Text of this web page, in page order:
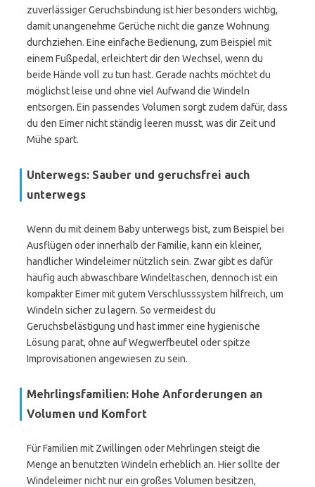
zuverlässiger Geruchsbindung ist hier besonders wichtig,
damit unangenehme Gerüche nicht die ganze Wohnung
durchziehen. Eine einfache Bedienung, zum Beispiel mit
einem Fußpedal, erleichtert dir den Wechsel, wenn du
beide Hände voll zu tun hast. Gerade nachts möchtet du
möglichst leise und ohne viel Aufwand die Windeln
entsorgen. Ein passendes Volumen sorgt zudem dafür, dass
du den Eimer nicht ständig leeren musst, was dir Zeit und
Mühe spart.
Unterwegs: Sauber und geruchsfrei auch
unterwegs
Wenn du mit deinem Baby unterwegs bist, zum Beispiel bei
Ausflügen oder innerhalb der Familie, kann ein kleiner,
handlicher Windeleimer nützlich sein. Zwar gibt es dafür
häufig auch abwaschbare Windeltaschen, dennoch ist ein
kompakter Eimer mit gutem Verschlusssystem hilfreich, um
Windeln sicher zu lagern. So vermeidest du
Geruchsbelästigung und hast immer eine hygienische
Lösung parat, ohne auf Wegwerfbeutel oder spitze
Improvisationen angewiesen zu sein.
Mehrlingsfamilien: Hohe Anforderungen an
Volumen und Komfort
Für Familien mit Zwillingen oder Mehrlingen steigt die
Menge an benutzten Windeln erheblich an. Hier sollte der
Windeleimer nicht nur ein großes Volumen besitzen,